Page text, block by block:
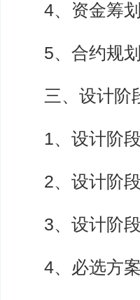
4、资金筹划
5、合约规划
三、设计阶段
1、设计阶段
2、设计阶段
3、设计阶段
4、必选方案